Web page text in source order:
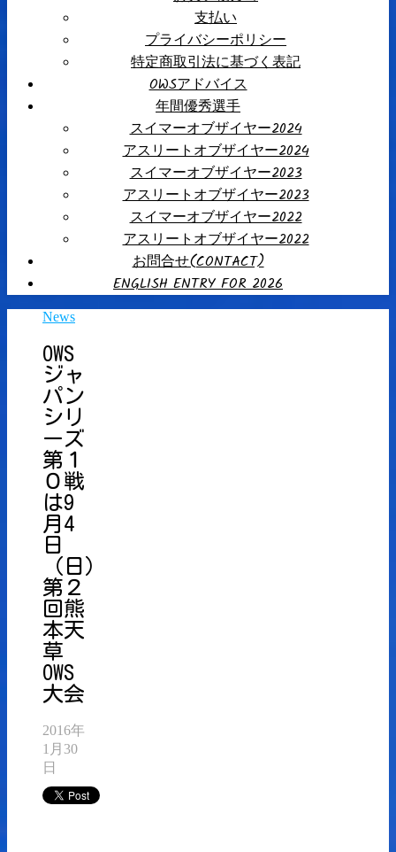
支払い
プライバシーポリシー
特定商取引法に基づく表記
OWSアドバイス
年間優秀選手
スイマーオブザイヤー2024
アスリートオブザイヤー2024
スイマーオブザイヤー2023
アスリートオブザイヤー2023
スイマーオブザイヤー2022
アスリートオブザイヤー2022
お問合せ(CONTACT)
ENGLISH ENTRY FOR 2026
News
OWS
ジャ
パン
シリ
ーズ
第１
０戦
は9
月4
日
（日）
第２
回熊
本天
草
OWS
大会
2016年
1月30
日